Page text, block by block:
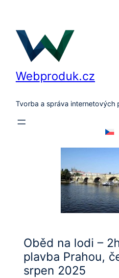
obsah
Webproduk.cz
Tvorba a správa internetových
Oběd na lodi –
plavba Prahou,
srpen 2025